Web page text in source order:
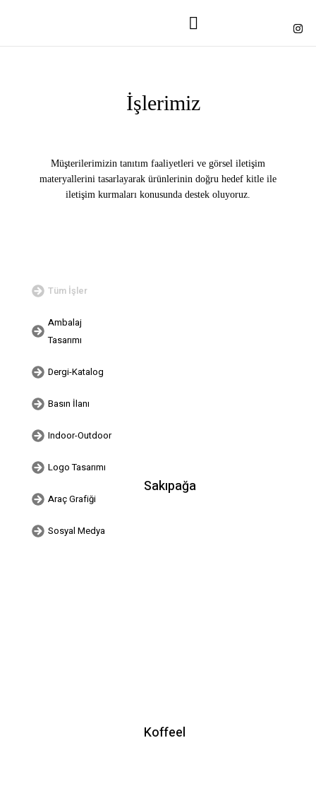
İşlerimiz
Müşterilerimizin tanıtım faaliyetleri ve görsel iletişim
materyallerini tasarlayarak ürünlerinin doğru hedef kitle ile
iletişim kurmaları konusunda destek oluyoruz.
Tüm İşler
Ambalaj
Tasarımı
Dergi-Katalog
Basın İlanı
Indoor-Outdoor
Logo Tasarımı
Araç Grafiği
Sosyal Medya
Sakıpağa
Koffeel